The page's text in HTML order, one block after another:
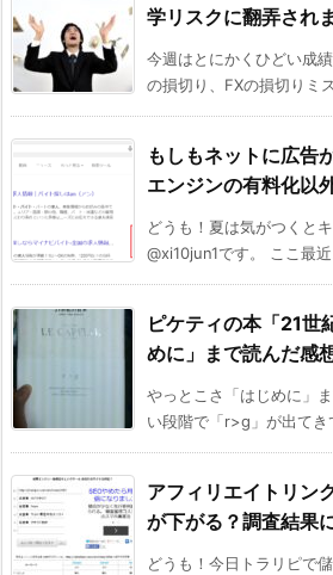
学リスクに翻弄され
今週はとにかくひどい成
の損切り、FXの損切りミ
もしもネットに広告
エンジンの有料化以
どうも！夏は気がつくと
@xi10jun1です。 ここ最
ピケティの本「21世
めに」まで読んだ感
やっとこさ「はじめに」
い段階で「r>g」が出てき
アフィリエイトリン
が下がる？調査結果
どうも！今日トラリピで